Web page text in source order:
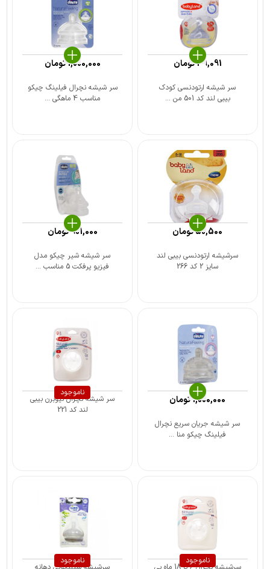
سر شیشه ارتودنسی کودک
بیبی لند کد 501 من ...
39,091تومان
سر شیشه نچرال فیلینگ چیکو
مناسب 4 ماهگی ...
1,000,000تومان
سرشیشه ارتودنسی بیبی لند
سایز 2 کد 266
50,500تومان
سر شیشه شیر چیکو مدل
فیزیو پرفکت 5 مناسب ...
901,000تومان
سر شیشه جریان سریع نچرال
فیلینگ چیکو منا ...
1,000,000تومان
ناموجود
سر شیشه نچرال نیوبرن بیبی
لند کد 221
ناموجود ناموجود